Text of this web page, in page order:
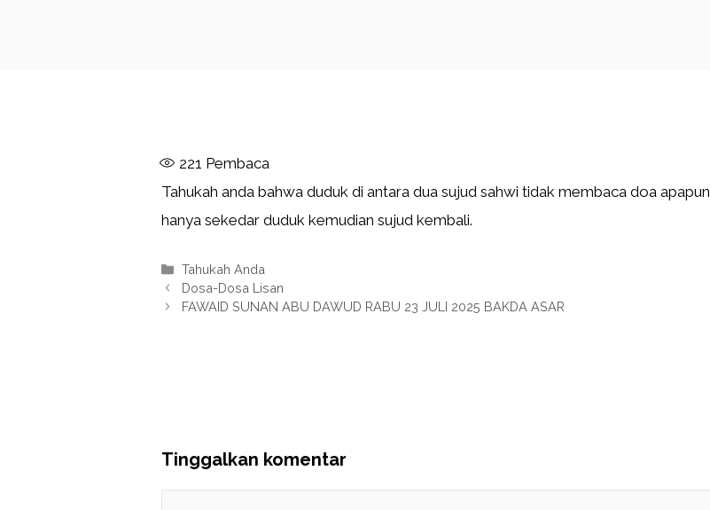
221 Pembaca
Tahukah anda bahwa duduk di antara dua sujud sahwi tidak membaca doa apapun
hanya sekedar duduk kemudian sujud kembali.
Kategori
Tahukah Anda
Dosa-Dosa Lisan
FAWAID SUNAN ABU DAWUD RABU 23 JULI 2025 BAKDA ASAR
Tinggalkan komentar